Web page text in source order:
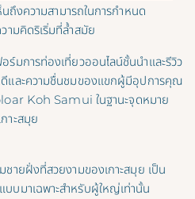
ถึงความสามารถในการกำหนด
ามคิดริเริ่มที่ล้ำสมัย
มการท่องเที่ยวออนไลน์ชั้นนำและรีวิว
และความชื่นชมของแขกผู้มีอุปการคุณ
Koh Samui ในฐานะจุดหมาย
าะสมุย
ยฝั่งที่สวยงามของเกาะสมุย เป็น
มาเฉพาะสำหรับผู้ใหญ่เท่านั้น